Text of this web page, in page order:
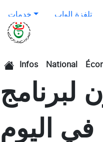
خدمات تلفزة الواب
الرئيسية
Infos National
لبرنامج
اليوم